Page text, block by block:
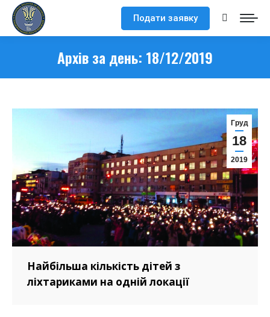
Подати заявку Search:
Архів за день: 18/12/2019
Груд
18
2019
Найбільша кількість дітей з
ліхтариками на одній локації